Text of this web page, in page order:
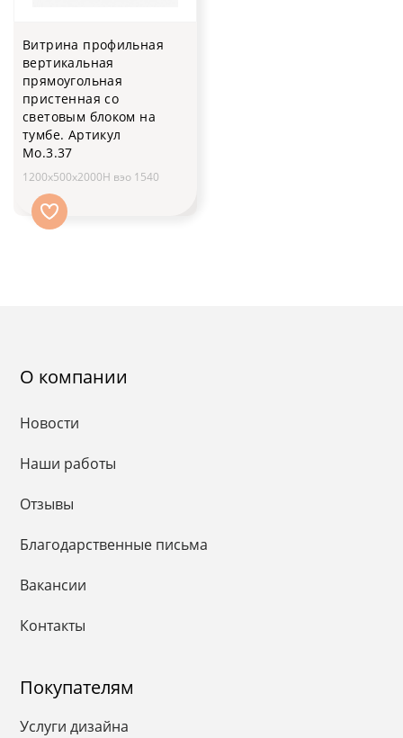
Витрина профильная
вертикальная
прямоугольная
пристенная со
световым блоком на
тумбе. Артикул
Мо.3.37
1200х500х2000H вэо 1540
О компании
Новости
Наши работы
Отзывы
Благодарственные письма
Вакансии
Контакты
Покупателям
Услуги дизайна